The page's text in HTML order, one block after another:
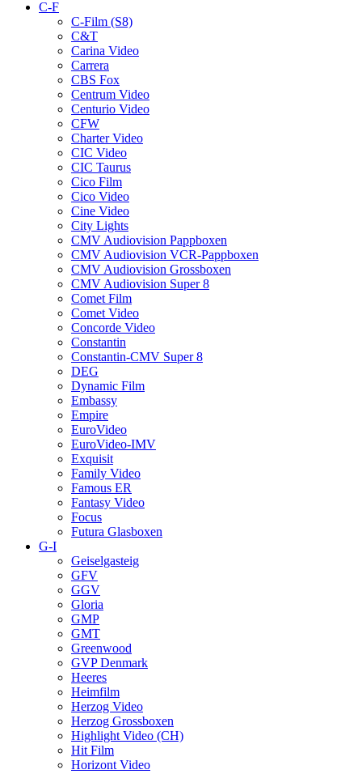
C-F
C-Film (S8)
C&T
Carina Video
Carrera
CBS Fox
Centrum Video
Centurio Video
CFW
Charter Video
CIC Video
CIC Taurus
Cico Film
Cico Video
Cine Video
City Lights
CMV Audiovision Pappboxen
CMV Audiovision VCR-Pappboxen
CMV Audiovision Grossboxen
CMV Audiovision Super 8
Comet Film
Comet Video
Concorde Video
Constantin
Constantin-CMV Super 8
DEG
Dynamic Film
Embassy
Empire
EuroVideo
EuroVideo-IMV
Exquisit
Family Video
Famous ER
Fantasy Video
Focus
Futura Glasboxen
G-I
Geiselgasteig
GFV
GGV
Gloria
GMP
GMT
Greenwood
GVP Denmark
Heeres
Heimfilm
Herzog Video
Herzog Grossboxen
Highlight Video (CH)
Hit Film
Horizont Video